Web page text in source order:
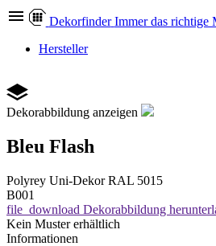
Dekorfinder Immer das richtige
Hersteller
Dekorabbildung anzeigen
Bleu Flash
Polyrey Uni-Dekor RAL 5015
B001
file_download Dekorabbildung
Kein Muster erhältlich
Informationen